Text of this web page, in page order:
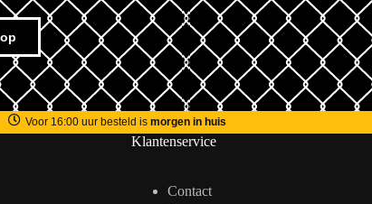
Voor 16:00 uur besteld ismorgen in huis
Klantenservice
Contact